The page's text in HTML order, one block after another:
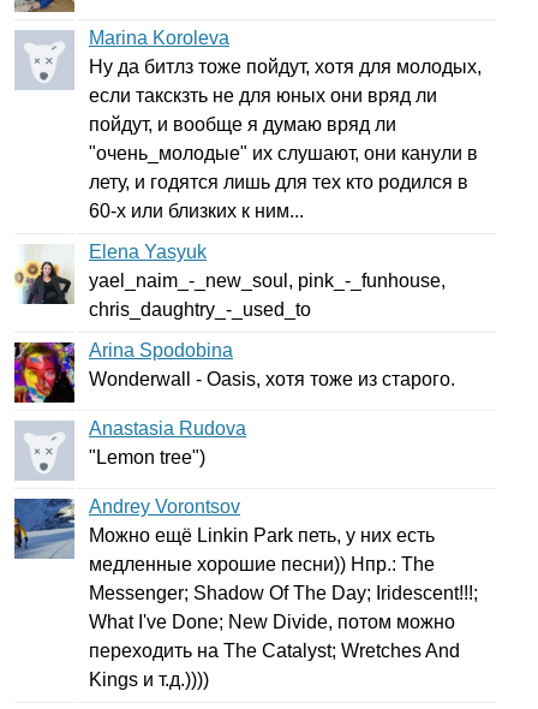
Marina Koroleva
Ну да битлз тоже пойдут, хотя для молодых,
если такскзть не для юных они вряд ли
пойдут, и вообще я думаю вряд ли
"очень_молодые" их слушают, они канули в
лету, и годятся лишь для тех кто родился в
60-х или близких к ним...
Elena Yasyuk
yael
naim _-_ new soul , pink _-_ funhouse,
chris daughtry _-_ used
to
Arina Spodobina
Wonderwall
- Oasis, хотя тоже из старого.
Anastasia Rudova
" Lemon tree")
Andrey Vorontsov
Можно ещё Linkin Park петь, у них есть
медленные хорошие песни)) Нпр.: The
Messenger; Shadow Of The Day; Iridescent!!!;
What I've Done; New Divide, потом можно
переходить на The Catalyst; WretchesAnd
Kings и т.д.))))